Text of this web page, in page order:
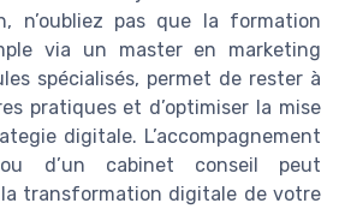
n’oubliez pas que la formation
via un master en marketing
spécialisés, permet de rester à
pratiques et d’optimiser la mise
digitale. L’accompagnement
d’un cabinet conseil peut
transformation digitale de votre